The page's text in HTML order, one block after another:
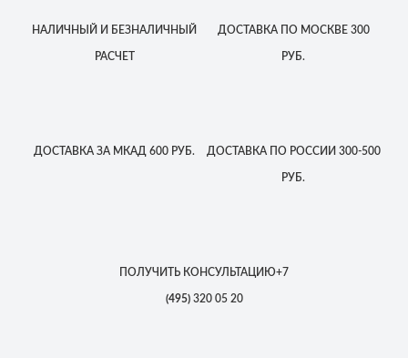
НАЛИЧНЫЙ И БЕЗНАЛИЧНЫЙ
РАСЧЕТ
ДОСТАВКАПО МОСКВЕ 300
РУБ.
ДОСТАВКА ЗА МКАД 600 РУБ. ДОСТАВКАПО РОССИИ 300-500
РУБ.
ПОЛУЧИТЬ КОНСУЛЬТАЦИЮ+7
(495)320 05 20